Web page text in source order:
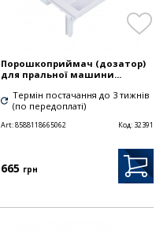
Порошкоприймач (дозатор)
для пральної машини...
Термін постачання до 3 тижнів
(по передоплаті)
Art:8588118665062 Код: 32391
665 грн